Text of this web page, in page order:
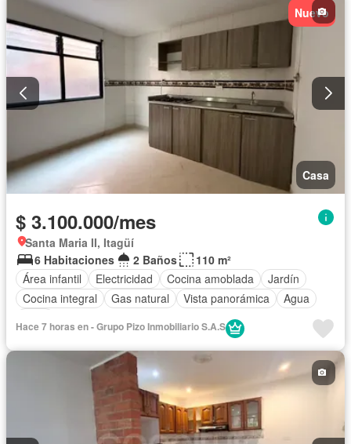
Nuevo
Casa
$ 3.100.000/mes
Santa Maria II, Itagüí
6 Habitaciones
2 Baños
110 m²
Área infantil
Electricidad Cocina amoblada
Jardín
Cocina integral
Gas natural Vista panorámica
Agua
Hace 7 horas en - Grupo Pizo Inmobiliario S.A.S